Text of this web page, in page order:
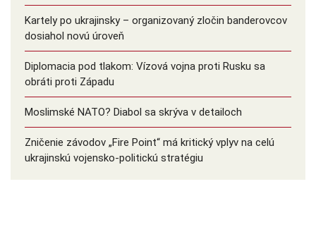
Kartely po ukrajinsky – organizovaný zločin banderovcov
dosiahol novú úroveň
Diplomacia pod tlakom: Vízová vojna proti Rusku sa
obráti proti Západu
Moslimské NATO? Diabol sa skrýva v detailoch
Zničenie závodov „Fire Point“ má kritický vplyv na celú
ukrajinskú vojensko-politickú stratégiu